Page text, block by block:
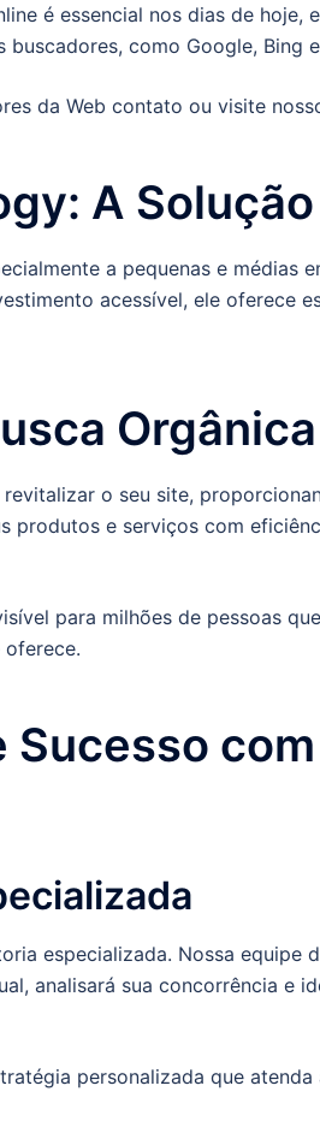
é essencial nos dias de hoje,
como Google, Bing
da Web contato ou visite
A
a pequenas e médias
acessível, ele oferece
Orgânica
o seu site,
produtos e serviços com
para milhões de pessoas
Sucesso
especializada. Nossa equipe
analisará sua concorrência e
personalizada que